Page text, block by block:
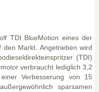
TDI BlueMotion eines der
Markt. Angetrieben wird
(TDI)
verbraucht lediglich 3,2
Verbesserung von 15
sparsamen